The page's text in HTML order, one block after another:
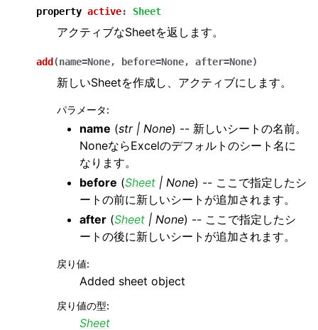
property active: Sheet
アクティブなSheetを返します。
add (name=None, before=None, after=None)
新しいSheetを作成し、アクティブにします。
パラメータ:
name (str| None) -- 新しいシートの名前。
NoneならExcelのデフォルトのシート名に
なります。
before (Sheet | None) -- ここで指定したシ
ートの前に新しいシートが追加されます。
after (Sheet | None) -- ここで指定したシ
ートの後に新しいシートが追加されます。
戻り値:
Added sheet object
戻り値の型:
Sheet